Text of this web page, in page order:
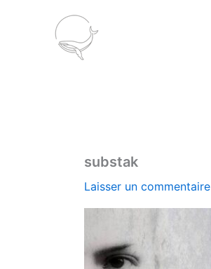
substak
Laisser un commentaire